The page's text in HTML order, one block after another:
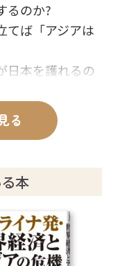
るのか?
ば「アジアは
本を護れるの
位問題」につ
観・信仰観」
の「過去世」
」のどちらを
る
本